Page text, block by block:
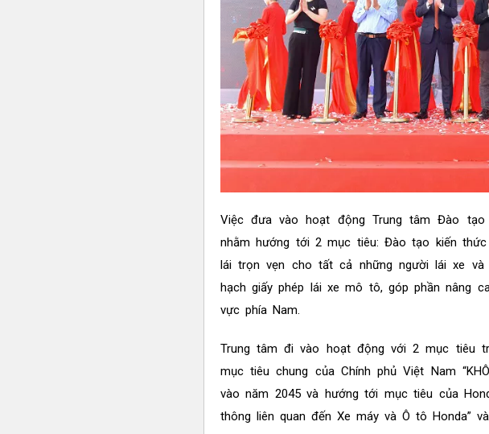
Việc đưa vào hoạt động Trung tâm Đào
nhằm hướng tới 2 mục tiêu: Đào tạo kiến
lái trọn vẹn cho tất cả những người lái xe
hạch giấy phép lái xe mô tô, góp phần nâng
vực phía Nam.
Trung tâm đi vào hoạt động với 2 mục tiêu
mục tiêu chung của Chính phủ Việt Nam
vào năm 2045 và hướng tới mục tiêu của
thông liên quan đến Xe máy và Ô tô Honda”